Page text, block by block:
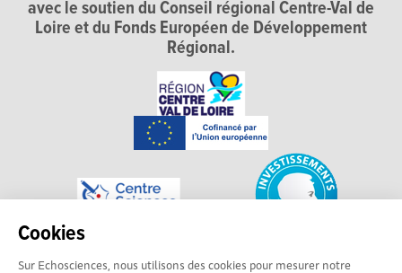
Cookies
Sur Echosciences, nous utilisons des cookies pour mesurer notre
avec le soutien du Conseil régional Centre-Val de
Loire et du Fonds Européen de Développement
Régional.